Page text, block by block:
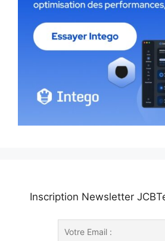
Inscription Newsletter